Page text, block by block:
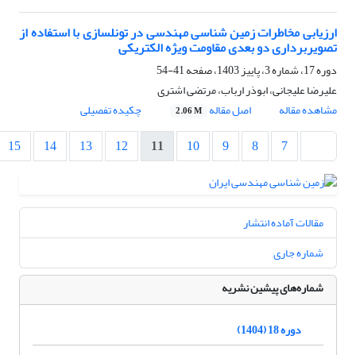
ارزیابی مخاطرات زمین شناسی مهندسی در تونلسازی با استفاده از
تصویربرداری دو بعدی مقاومت ویژه الکتریکی
دوره 17، شماره 3، پاییز 1403، صفحه
41-54
علیرضا علیجانی، ابوذر ارباب، مرتضی اشتری
مشاهده مقاله
اصل مقاله 2.06 M چکیده تفصیلی
7
8
9
10
11
12
13
14
15
مقالات آماده انتشار
شماره جاری
شماره‌های پیشین نشریه
دوره 18 (1404)